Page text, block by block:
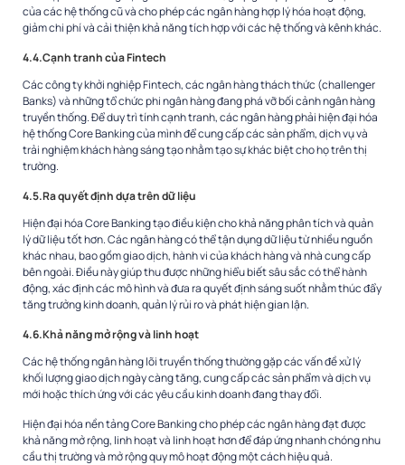
của các hệ thống cũ và cho phép các ngân hàng hợp lý hóa hoạt động,
giảm chi phí và cải thiện khả năng tích hợp với các hệ thống và kênh khác.
4.4.Cạnh tranh của Fintech
Các công ty khởi nghiệp Fintech, các ngân hàng thách thức (challenger
Banks) và những tổ chức phi ngân hàng đang phá vỡ bối cảnh ngân hàng
truyền thống. Để duy trì tính cạnh tranh, các ngân hàng phải hiện đại hóa
hệ thống Core Banking của mình để cung cấp các sản phẩm, dịch vụ và
trải nghiệm khách hàng sáng tạo nhằm tạo sự khác biệt cho họ trên thị
trường.
4.5.Ra quyết định dựa trên dữ liệu
Hiện đại hóa Core Banking tạo điều kiện cho khả năng phân tích và quản
lý dữ liệu tốt hơn. Các ngân hàng có thể tận dụng dữ liệu từ nhiều nguồn
khác nhau, bao gồm giao dịch, hành vi của khách hàng và nhà cung cấp
bên ngoài. Điều này giúp thu được những hiểu biết sâu sắc có thể hành
động, xác định các mô hình và đưa ra quyết định sáng suốt nhằm thúc đẩy
tăng trưởng kinh doanh, quản lý rủi ro và phát hiện gian lận.
4.6.Khả năng mở rộng và linh hoạt
Các hệ thống ngân hàng lõi truyền thống thường gặp các vấn đề xử lý
khối lượng giao dịch ngày càng tăng, cung cấp các sản phẩm và dịch vụ
mới hoặc thích ứng với các yêu cầu kinh doanh đang thay đổi.
Hiện đại hóa nền tảng Core Banking cho phép các ngân hàng đạt được
khả năng mở rộng, linh hoạt và linh hoạt hơn để đáp ứng nhanh chóng nhu
cầu thị trường và mở rộng quy mô hoạt động một cách hiệu quả.